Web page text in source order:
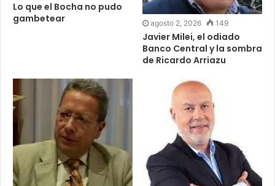
Lo que el Bocha no pudo
gambetear
agosto 2, 2026 149
Javier Milei, el odiado
Banco Central y la sombra
de Ricardo Arriazu